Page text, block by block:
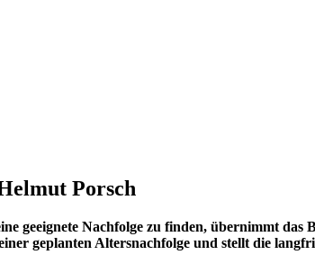
Porsch
geeignete Nachfolge zu finden, übernimmt
geplanten Altersnachfolge und stellt die